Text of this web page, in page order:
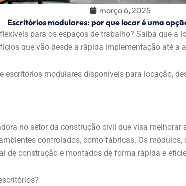
março 6, 2025
Escritórios modulares: por que locar é uma
para os espaços de trabalho? Saiba que
que vão desde a rápida implementação até a
escritórios modulares disponíveis para locação,
no setor da construção civil que visa
controlados, como fábricas. Os
de construção e montados de forma rápida e